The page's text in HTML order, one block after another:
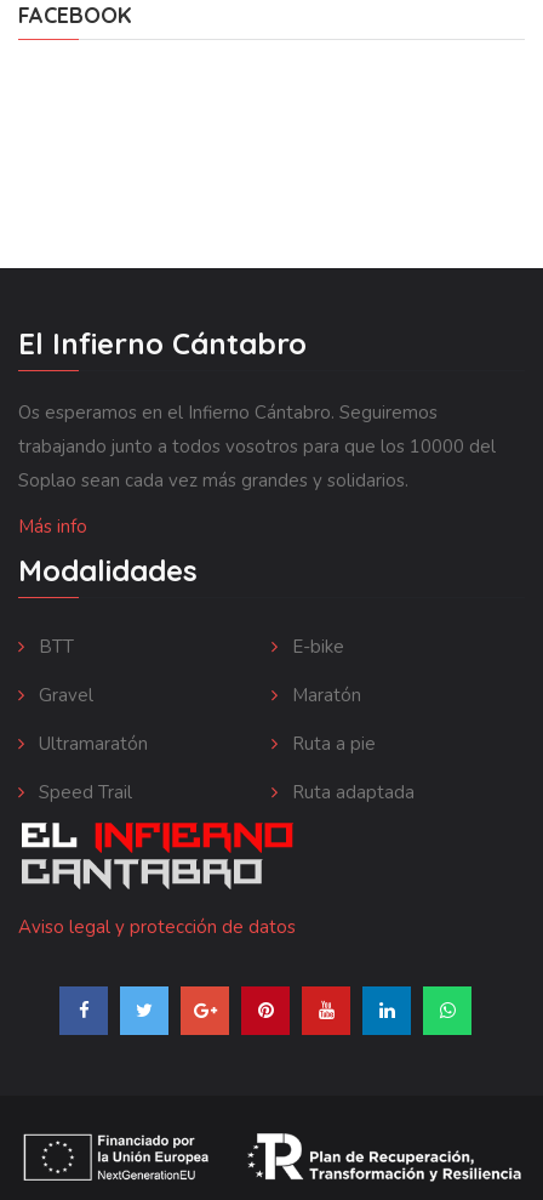
FACEBOOK
El Infierno Cántabro
Os esperamos en el Infierno Cántabro. Seguiremos
trabajando junto a todos vosotros para que los 10000 del
Soplao sean cada vez más grandes y solidarios.
Más info
Modalidades
BTT
E-bike
Gravel
Maratón
Ultramaratón
Ruta a pie
Speed Trail
Ruta adaptada
Aviso legal y protección de datos